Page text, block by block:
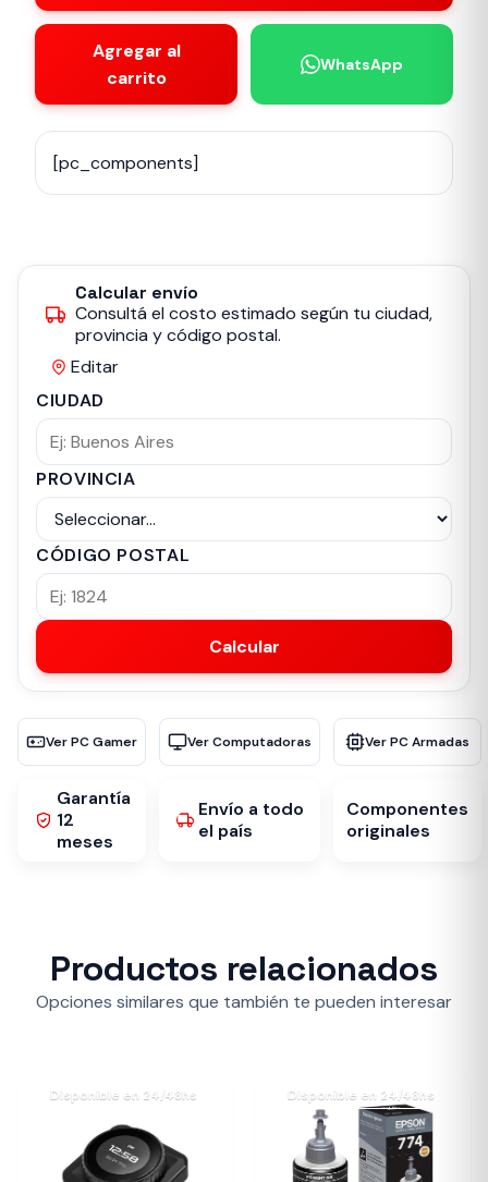
Agregar al
carrito
WhatsApp
[pc_components]
Calcular envío
Consultá el costo estimado según tu ciudad,
provincia y código postal.
Editar
CIUDAD
PROVINCIA
CÓDIGO POSTAL
Calcular
Ver PC Gamer Ver Computadoras Ver PC Armadas
Garantía
12
meses
Envío a todo
el país
Componentes
originales
Productos relacionados
Opciones similares que también te pueden interesar
Disponible en 24/48hs Disponible en 24/48hs